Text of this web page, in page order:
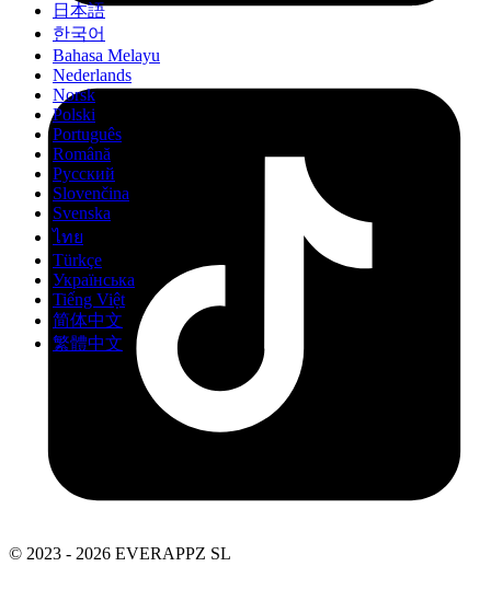
日本語
한국어
Bahasa Melayu
Nederlands
Norsk
Polski
Português
Română
Русский
Slovenčina
Svenska
ไทย
Türkçe
Українська
Tiếng Việt
简体中文
繁體中文
© 2023 - 2026 EVERAPPZ SL